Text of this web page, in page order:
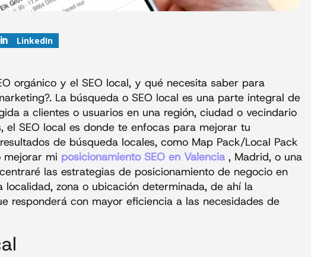
LinkedIn
orgánico y el SEO local, y qué necesita saber para
La búsqueda o SEO local es una parte integral de
a clientes o usuarios en una región, ciudad o vecindario
el SEO local es donde te enfocas para mejorar tu
de búsqueda locales, como Map Pack/Local Pack
mejorar mi posicionamiento SEO en Valencia , Madrid, o una
las estrategias de posicionamiento de negocio en
localidad, zona o ubicación determinada, de ahí la
responderá con mayor eficiencia a las necesidades de